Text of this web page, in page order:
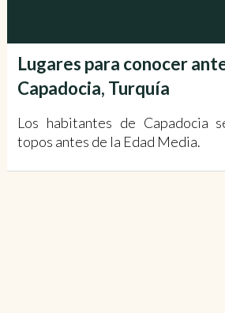
Lugares para conocer
Capadocia, Turquía
Los habitantes de Capadocia
topos antes de la Edad Media.